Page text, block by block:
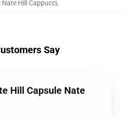
: Nate Hill Cappucci,
Say
Hill Capsule Nate